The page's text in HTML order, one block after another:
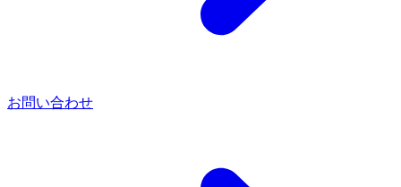
お問い合わせ